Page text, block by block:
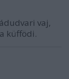
vaj,
küffödi.